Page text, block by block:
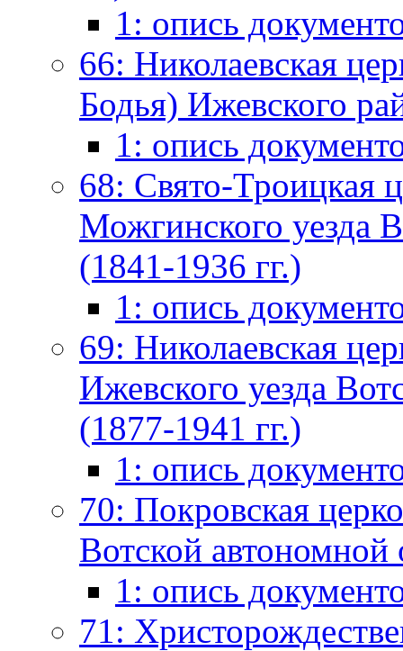
1: опись
66: Николаевская
Бодья) Ижевского
1: опись
68: Свято-Троицкая
Можгинского уезда
(1841-1936 гг.)
1: опись
69: Николаевская
Ижевского уезда
(1877-1941 гг.)
1: опись
70: Покровская
Вотской автономной
1: опись
71: